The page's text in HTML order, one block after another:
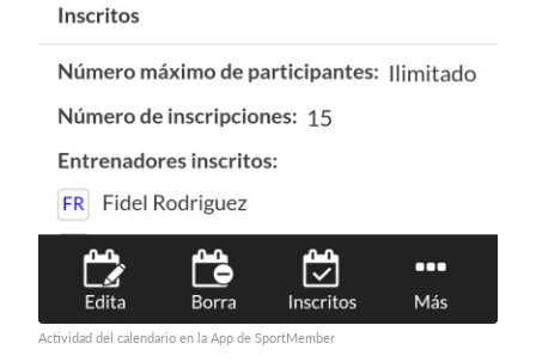
Actividad del calendario en la App de SportMember